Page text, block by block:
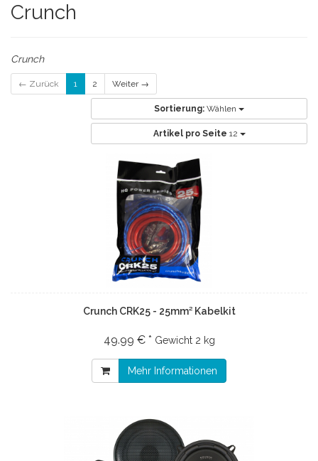
Crunch
Crunch
← Zurück 1 2 Weiter →
Sortierung: Wählen
Artikel pro Seite 12
Crunch CRK25 - 25mm² Kabelkit
49.99 € * Gewicht 2 kg
Mehr Informationen